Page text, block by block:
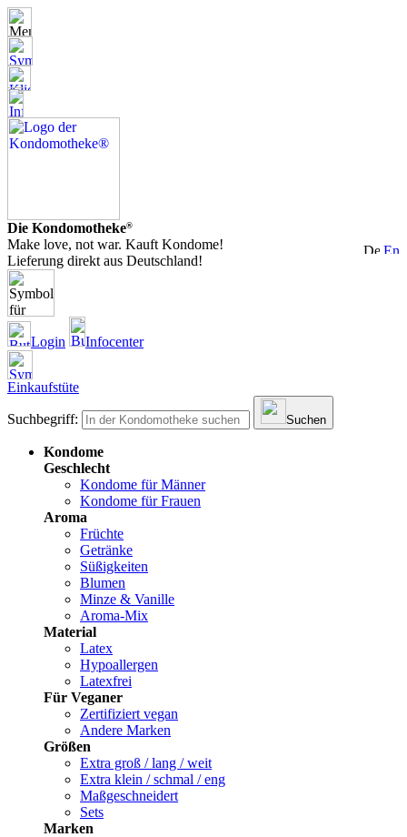
Die Kondomotheke®
Make love, not war. Kauft Kondome!
Lieferung direkt aus Deutschland!
Login Infocenter
Einkaufstüte
Suchbegriff: Suchen
Kondome
Geschlecht
Kondome für Männer
Kondome für Frauen
Aroma
Früchte
Getränke
Süßigkeiten
Blumen
Minze & Vanille
Aroma-Mix
Material
Latex
Hypoallergen
Latexfrei
Für Veganer
Zertifiziert vegan
Andere Marken
Größen
Extra groß / lang / weit
Extra klein / schmal / eng
Maßgeschneidert
Sets
Marken